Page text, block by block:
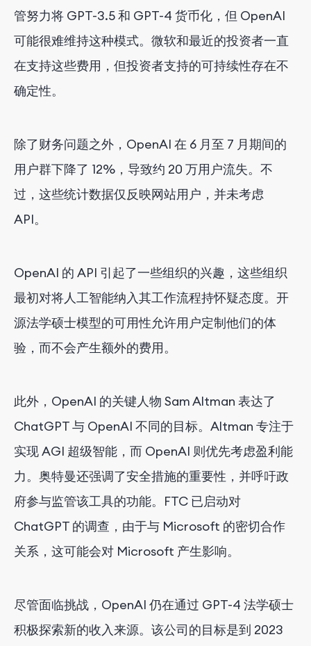
管努力将 GPT-3.5 和 GPT-4 货币化，但 OpenAI
可能很难维持这种模式。微软和最近的投资者一直
在支持这些费用，但投资者支持的可持续性存在不
确定性。
除了财务问题之外，OpenAI 在 6 月至 7 月期间的
用户群下降了 12%，导致约 20 万用户流失。不
过，这些统计数据仅反映网站用户，并未考虑
API。
OpenAI 的 API 引起了一些组织的兴趣，这些组织
最初对将人工智能纳入其工作流程持怀疑态度。开
源法学硕士模型的可用性允许用户定制他们的体
验，而不会产生额外的费用。
此外，OpenAI 的关键人物 Sam Altman 表达了
ChatGPT 与 OpenAI 不同的目标。Altman 专注于
实现 AGI 超级智能，而 OpenAI 则优先考虑盈利能
力。奥特曼还强调了安全措施的重要性，并呼吁政
府参与监管该工具的功能。FTC 已启动对
ChatGPT 的调查，由于与 Microsoft 的密切合作
关系，这可能会对 Microsoft 产生影响。
尽管面临挑战，OpenAI 仍在通过 GPT-4 法学硕士
积极探索新的收入来源。该公司的目标是到 2023